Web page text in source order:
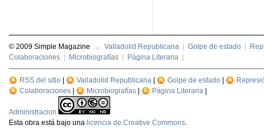
© 2009 Simple Magazine → Valladolid Republicana | Golpe de estado |
Colaboraciones | Microbiografías | Página Literaria |
RSS del sitio | Valladolid Republicana | Golpe de estado |
Colaboraciones | Microbiografías | Página Literaria |
Administracion
Esta obra está bajo una licencia de Creative Commons